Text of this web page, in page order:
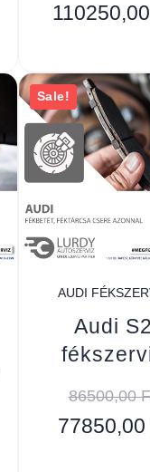
110250,00
Sale!
AUDI
Audi S2
86500,00
77850,00